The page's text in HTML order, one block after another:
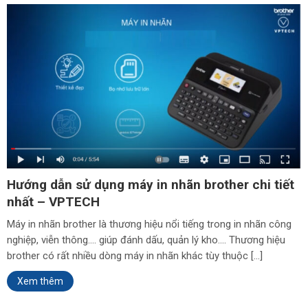
Hướng dẫn sử dụng máy in nhãn brother chi tiết
nhất – VPTECH
Máy in nhãn brother là thương hiệu nổi tiếng trong in nhãn công
nghiệp, viễn thông…. giúp đánh dấu, quản lý kho…. Thương hiệu
brother có rất nhiều dòng máy in nhãn khác tùy thuộc […]
Xem thêm